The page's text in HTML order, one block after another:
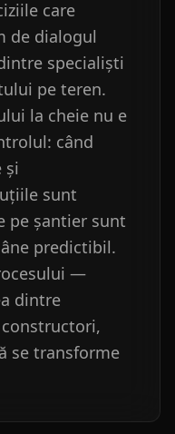
care
de dialogul
specialiști
pe teren.
la cheie nu e
când
și
sunt
pe șantier sunt
predictibil.
—
dintre
se transforme